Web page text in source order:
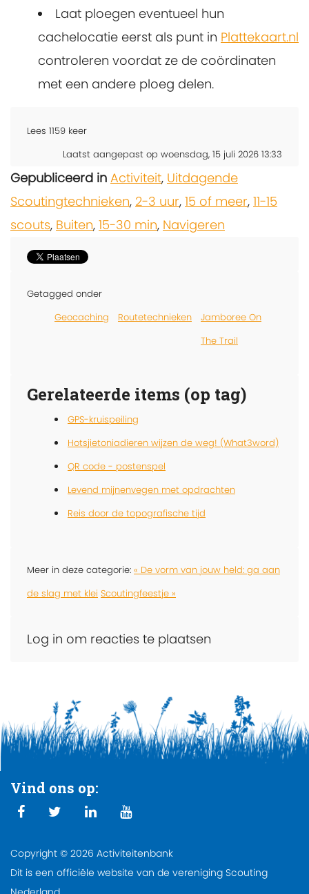
Laat ploegen eventueel hun
cachelocatie eerst als punt in Plattekaart.nl
controleren voordat ze de coördinaten
met een andere ploeg delen.
Lees 1159 keer
Laatst aangepast op woensdag, 15 juli 2026 13:33
Gepubliceerd in Activiteit, Uitdagende
Scoutingtechnieken, 2-3 uur, 15 of meer, 11-15
scouts, Buiten, 15-30 min, Navigeren
Getagged onder
Geocaching
Routetechnieken
Jamboree On
The Trail
Gerelateerde items (op tag)
GPS-kruispeiling
Hotsjietoniadieren wijzen de weg! (What3word)
QR code - postenspel
Levend mijnenvegen met opdrachten
Reis door de topografische tijd
Meer in deze categorie: « De vorm van jouw held: ga aan
de slag met klei Scoutingfeestje »
Log in om reacties te plaatsen
Vind ons op:
Copyright © 2026 Activiteitenbank
Dit is een officiële website van de vereniging Scouting